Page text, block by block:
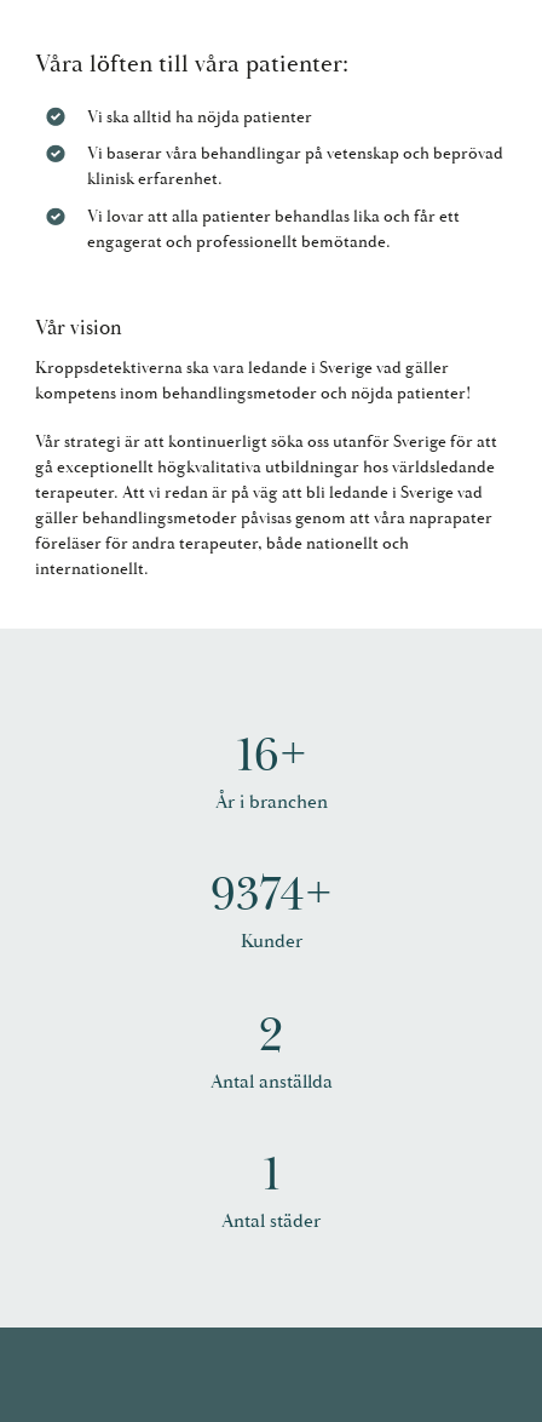
Våra löften till våra patienter:
Vi ska alltid ha nöjda patienter
Vi baserar våra behandlingar på vetenskap och beprövad
klinisk erfarenhet.
Vi lovar att alla patienter behandlas lika och får ett
engagerat och professionellt bemötande.
Vår vision
Kroppsdetektiverna ska vara ledande i Sverige vad gäller
kompetens inom behandlingsmetoder och nöjda patienter!
Vår strategi är att kontinuerligt söka oss utanför Sverige för att
gå exceptionellt högkvalitativa utbildningar hos världsledande
terapeuter. Att vi redan är på väg att bli ledande i Sverige vad
gäller behandlingsmetoder påvisas genom att våra naprapater
föreläser för andra terapeuter, både nationellt och
internationellt.
16+
År i branchen
9374+
Kunder
2
Antal anställda
1
Antal städer